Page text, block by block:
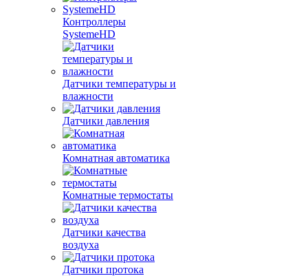
Контроллеры
SystemeHD
Датчики температуры и
влажности
Датчики давления
Комнатная автоматика
Комнатные термостаты
Датчики качества
воздуха
Датчики протока